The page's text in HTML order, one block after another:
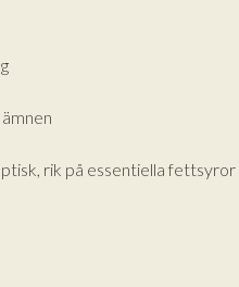
rik på essentiella fettsyror